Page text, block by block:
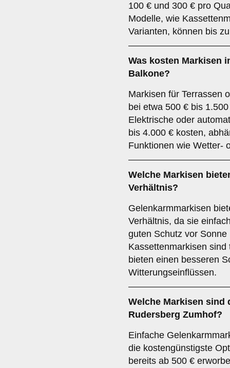
100 € und 300 € pro
Modelle, wie
Varianten, können bis
Was kosten Markisen
Balkone?
Markisen für Terrassen
bei etwa 500 € bis
Elektrische oder
bis 4.000 € kosten,
Funktionen wie Wetter-
Welche Markisen
Verhältnis?
Gelenkarmmarkisen
Verhältnis, da sie
guten Schutz vor
Kassettenmarkisen
bieten einen besseren
Witterungseinflüssen.
Welche Markisen
Rudersberg Zumhof?
Einfache
die kostengünstigste
bereits ab 500 €